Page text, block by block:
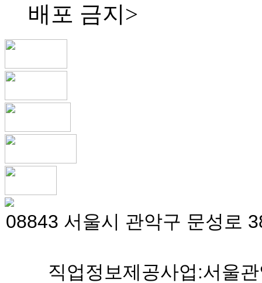
배포 금지>
08843 서울시 관악구 문성로
직업정보제공사업:서울